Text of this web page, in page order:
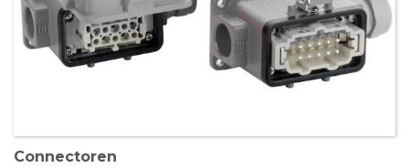
Connectoren